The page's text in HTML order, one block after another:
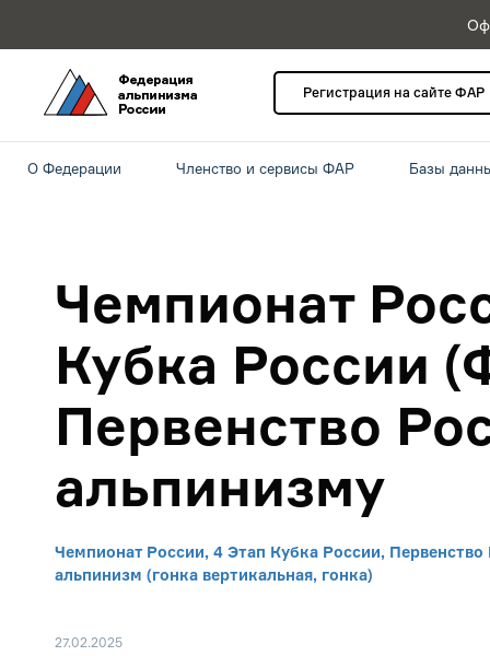
Регистрация на сайте ФАР
О Федерации Членство и сервисы ФАР Базы
​Чемпионат
Кубка России
Первенство
альпинизму
Чемпионат России, 4 Этап Кубка России,
альпинизм (гонка вертикальная, гонка)
27.02.2025